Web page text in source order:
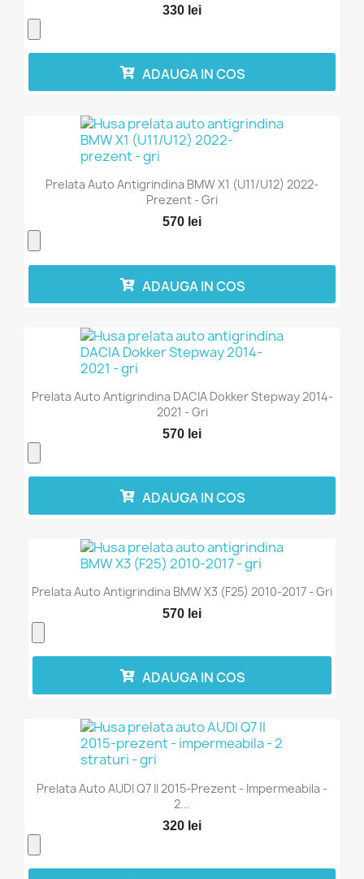
330 lei
ADAUGA IN COS
Prelata Auto Antigrindina BMW X1 (U11/U12) 2022-
Prezent - Gri
570 lei
ADAUGA IN COS
Prelata Auto Antigrindina DACIA Dokker Stepway 2014-
2021 - Gri
570 lei
ADAUGA IN COS
Prelata Auto Antigrindina BMW X3 (F25) 2010-2017 - Gri
570 lei
ADAUGA IN COS
Prelata Auto AUDI Q7 II 2015-Prezent - Impermeabila -
2...
320 lei